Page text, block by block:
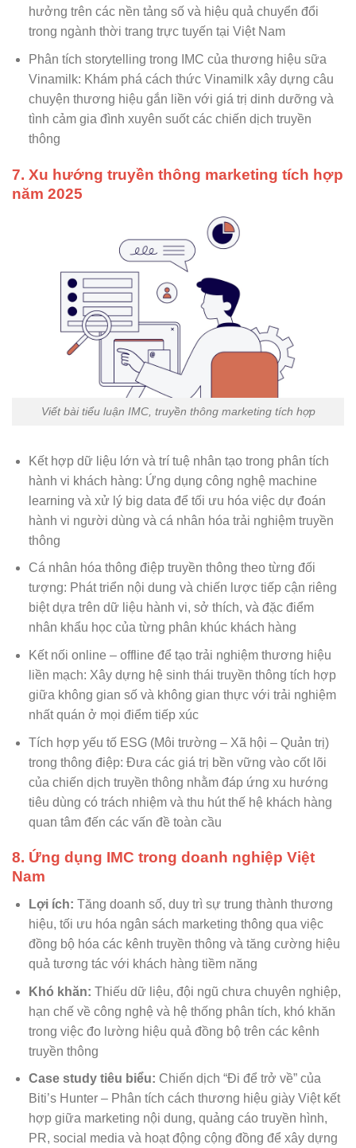
hưởng trên các nền tảng số và hiệu quả chuyển đổi
trong ngành thời trang trực tuyến tại Việt Nam
Phân tích storytelling trong IMC của thương hiệu sữa
Vinamilk: Khám phá cách thức Vinamilk xây dựng câu
chuyện thương hiệu gắn liền với giá trị dinh dưỡng và
tình cảm gia đình xuyên suốt các chiến dịch truyền
thông
7. Xu hướng truyền thông marketing tích hợp
năm 2025
Viết bài tiểu luận IMC, truyền thông marketing tích hợp
Kết hợp dữ liệu lớn và trí tuệ nhân tạo trong phân tích
hành vi khách hàng: Ứng dụng công nghệ machine
learning và xử lý big data để tối ưu hóa việc dự đoán
hành vi người dùng và cá nhân hóa trải nghiệm truyền
thông
Cá nhân hóa thông điệp truyền thông theo từng đối
tượng: Phát triển nội dung và chiến lược tiếp cận riêng
biệt dựa trên dữ liệu hành vi, sở thích, và đặc điểm
nhân khẩu học của từng phân khúc khách hàng
Kết nối online – offline để tạo trải nghiệm thương hiệu
liền mạch: Xây dựng hệ sinh thái truyền thông tích hợp
giữa không gian số và không gian thực với trải nghiệm
nhất quán ở mọi điểm tiếp xúc
Tích hợp yếu tố ESG (Môi trường – Xã hội – Quản trị)
trong thông điệp: Đưa các giá trị bền vững vào cốt lõi
của chiến dịch truyền thông nhằm đáp ứng xu hướng
tiêu dùng có trách nhiệm và thu hút thế hệ khách hàng
quan tâm đến các vấn đề toàn cầu
8. Ứng dụng IMC trong doanh nghiệp Việt
Nam
Lợi ích: Tăng doanh số, duy trì sự trung thành thương
hiệu, tối ưu hóa ngân sách marketing thông qua việc
đồng bộ hóa các kênh truyền thông và tăng cường hiệu
quả tương tác với khách hàng tiềm năng
Khó khăn: Thiếu dữ liệu, đội ngũ chưa chuyên nghiệp,
hạn chế về công nghệ và hệ thống phân tích, khó khăn
trong việc đo lường hiệu quả đồng bộ trên các kênh
truyền thông
Case study tiêu biểu: Chiến dịch “Đi để trở về” của
Biti’s Hunter – Phân tích cách thương hiệu giày Việt kết
hợp giữa marketing nội dung, quảng cáo truyền hình,
PR, social media và hoạt động cộng đồng để xây dựng